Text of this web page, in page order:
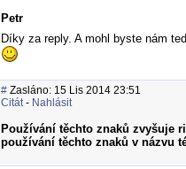
Petr
Díky za reply. A mohl byste nám
# Zasláno: 15 Lis 2014 23:51
Citát- Nahlásit
Používání těchto znaků zvyšuje
používání těchto znaků v názvu